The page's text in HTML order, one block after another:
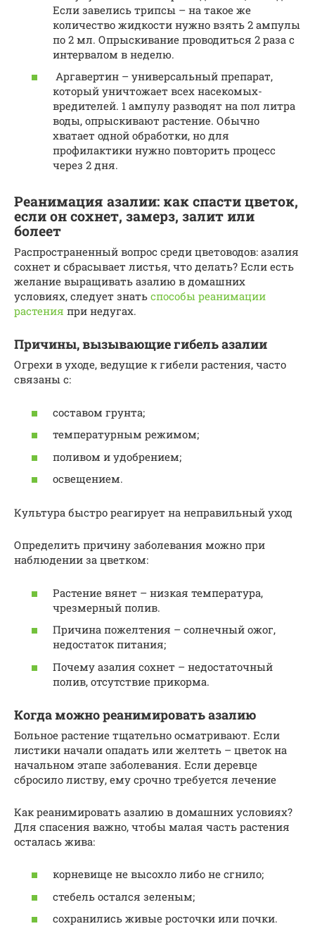
Если завелись трипсы – на такое же
количество жидкости нужно взять 2 ампулы
по 2 мл. Опрыскивание проводиться 2 раза с
интервалом в неделю.
Аргавертин – универсальный препарат,
который уничтожает всех насекомых-
вредителей. 1 ампулу разводят на пол литра
воды, опрыскивают растение. Обычно
хватает одной обработки, но для
профилактики нужно повторить процесс
через 2 дня.
Реанимация азалии: как спасти цветок,
если он сохнет, замерз, залит или
болеет
Распространенный вопрос среди цветоводов: азалия
сохнет и сбрасывает листья, что делать? Если есть
желание выращивать азалию в домашних
условиях, следует знать способы реанимации
растения при недугах.
Причины, вызывающие гибель азалии
Огрехи в уходе, ведущие к гибели растения, часто
связаны с:
составом грунта;
температурным режимом;
поливом и удобрением;
освещением.
Культура быстро реагирует на неправильный уход
Определить причину заболевания можно при
наблюдении за цветком:
Растение вянет – низкая температура,
чрезмерный полив.
Причина пожелтения – солнечный ожог,
недостаток питания;
Почему азалия сохнет – недостаточный
полив, отсутствие прикорма.
Когда можно реанимировать азалию
Больное растение тщательно осматривают. Если
листики начали опадать или желтеть – цветок на
начальном этапе заболевания. Если деревце
сбросило листву, ему срочно требуется лечение
Как реанимировать азалию в домашних условиях?
Для спасения важно, чтобы малая часть растения
осталась жива:
корневище не высохло либо не сгнило;
стебель остался зеленым;
сохранились живые росточки или почки.